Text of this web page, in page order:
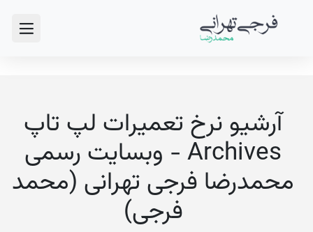
آرشیو نرخ تعميرات لپ تاپ
Archives - وبسایت رسمی
محمدرضا فرجی تهرانی (محمد
فرجی)